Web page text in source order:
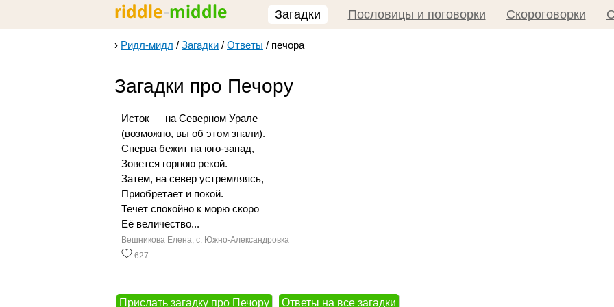
Загадки Пословицы и поговорки Скороговорки
› Ридл-мидл / Загадки / Ответы / печора
Загадки про Печору
Исток — на Северном Урале
(возможно, вы об этом знали).
Сперва бежит на юго-запад,
Зовется горною рекой.
Затем, на север устремляясь,
Приобретает и покой.
Течет спокойно к морю скоро
Её величество...
Вешникова Елена, с. Южно-Александровка
627
Прислать загадку про Печору Ответы на все загадки